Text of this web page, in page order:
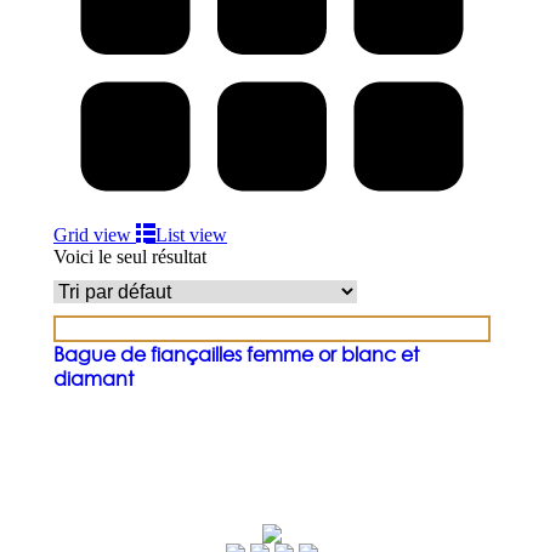
Grid view
List view
Voici le seul résultat
Bague de fiançailles femme or blanc et
diamant